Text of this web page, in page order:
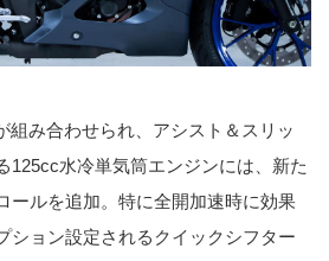
組み合わせられ、アシスト＆スリッ
125cc水冷単気筒エンジンには、新た
ールを追加。特に全開加速時に効果
ション設定されるクイックシフター